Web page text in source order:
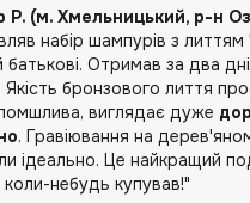
Р. (м. Хмельницький, р-н
набір шампурів з
батькові. Отримав за два
Якість бронзового лиття
виглядає дуже
. Гравіювання на
ідеально. Це найкращий
коли-небудь купував!"